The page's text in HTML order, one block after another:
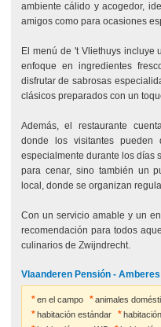
ambiente cálido y acogedor,
amigos como para ocasiones
El menú de 't Vliethuys incluye
enfoque en ingredientes
disfrutar de sabrosas
clásicos preparados con un
Además, el restaurante
donde los visitantes
especialmente durante los días
para cenar, sino también un
local, donde se organizan
Con un servicio amable y un
recomendación para todos
culinarios de Zwijndrecht.
Vlaanderen Pensión -
en el campo animales
habitación estándar